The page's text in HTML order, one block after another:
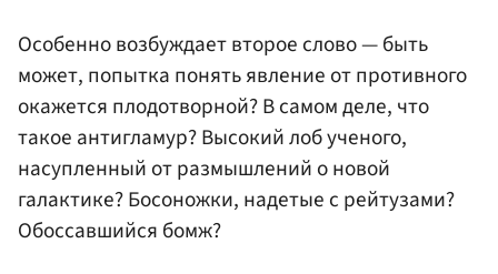
Особенно возбуждает второе слово — быть
может, попытка понять явление от противного
окажется плодотворной? В самом деле, что
такое антигламур? Высокий лоб ученого,
насупленный от размышлений о новой
галактике? Босоножки, надетые с рейтузами?
Обоссавшийся бомж?